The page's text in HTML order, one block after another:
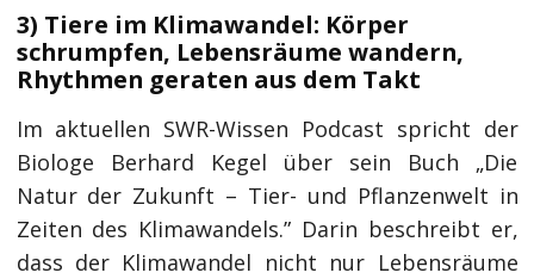
3) Tiere im Klimawandel: Körper
schrumpfen, Lebensräume wandern,
Rhythmen geraten aus dem Takt
Im aktuellen SWR-Wissen Podcast spricht der
Biologe Berhard Kegel über sein Buch „Die
Natur der Zukunft – Tier- und Pflanzenwelt in
Zeiten des Klimawandels.” Darin beschreibt er,
dass der Klimawandel nicht nur Lebensräume